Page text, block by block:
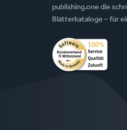
publishing.one die
Blätterkataloge – für